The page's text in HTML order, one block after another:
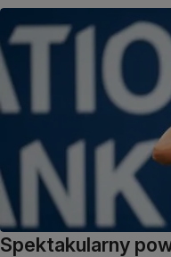
Spektakularny